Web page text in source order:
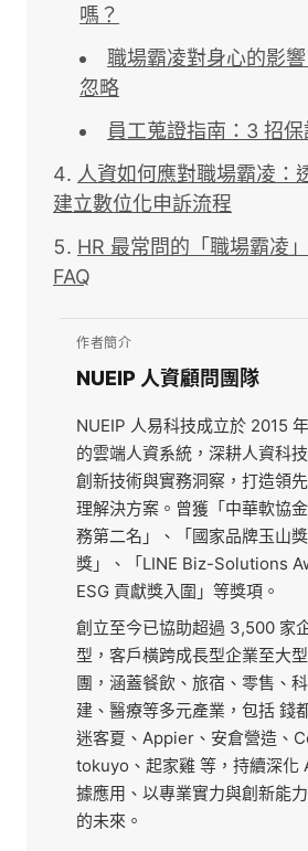
嗎？
職場霸凌對身心的影
忽略
員工蒐證指南：3 招
人資如何應對職場霸凌：
建立數位化申訴流程
HR 最常問的「職場霸凌」
FAQ
作者簡介
NUEIP 人資顧問團隊
NUEIP 人易科技成立於 2015
的雲端人資系統，深耕人資科
創新技術與實務洞察，打造領
理解決方案。曾獲「中華軟協
務第二名」、「國家品牌玉山
獎」、「LINE Biz-Solutions
ESG 貢獻獎入圍」等獎項。
創立至今已協助超過 3,500 家
型，客戶橫跨成長型企業至大
團，涵蓋餐飲、旅宿、零售、
建、醫療等多元產業，包括 錢
迷客夏、Appier、安倉營造、
tokuyo、起家雞 等，持續深化
據應用、以專業實力與創新能
的未來。